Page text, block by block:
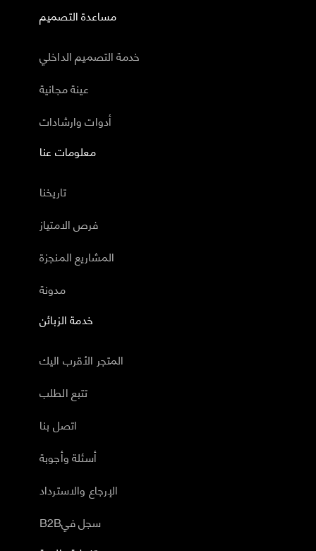
مساعدة التصميم
خدمة التصميم الداخلي
عينة مجانية
أدوات وارشادات
معلومات عنا
تاريخنا
فرص الامتياز
المشاريع المنجزة
مدونة
خدمة الزبائن
المتجر الأقرب اليك
تتبع الطلب
اتصل بنا
أسئلة وأجوبة
الإرجاع والاسترداد
B2Bسجل في